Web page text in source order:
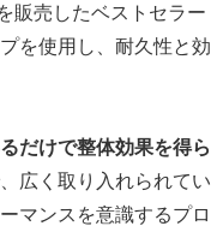
販売したベストセラー
を使用し、耐久性と効
だけで整体効果を得ら
広く取り入れられてい
マンスを意識するプロ